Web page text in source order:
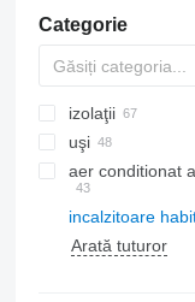
Categorie
izolaţii
uşi
aer conditionat
furtunuri aer
compresoare
geamuri
acoperișuri
incalzitoare
Arată tuturor